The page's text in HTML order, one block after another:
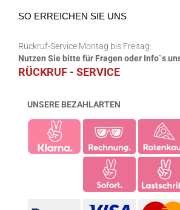
SO ERREICHEN SIE UNS
Rückruf-Service Montag bis Freitag:
Nutzen Sie bitte für Fragen oder Info`s
RÜCKRUF - SERVICE
UNSERE BEZAHLARTEN